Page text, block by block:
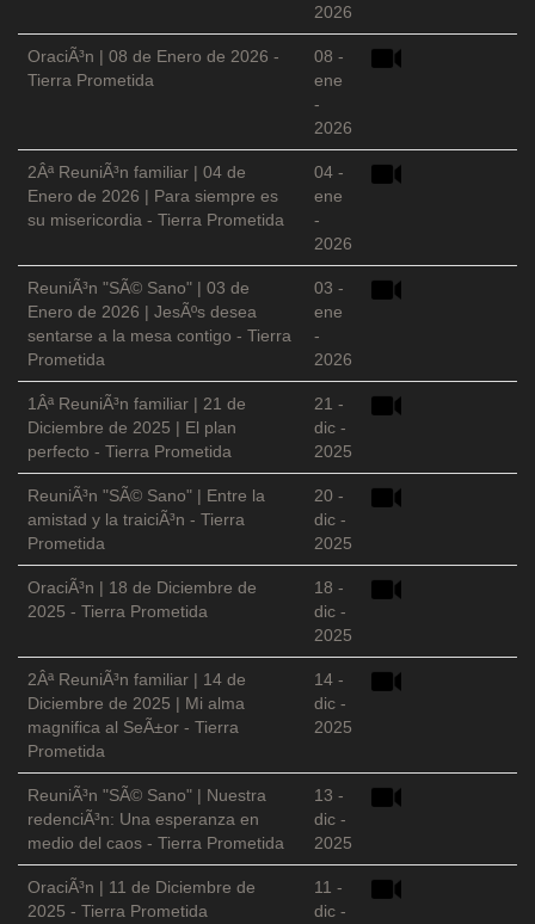
2026
OraciÃ³n | 08 de Enero de 2026 -
Tierra Prometida
08 -
ene
-
2026
2Âª ReuniÃ³n familiar | 04 de
Enero de 2026 | Para siempre es
su misericordia - Tierra Prometida
04 -
ene
-
2026
ReuniÃ³n "SÃ© Sano" | 03 de
Enero de 2026 | JesÃºs desea
sentarse a la mesa contigo - Tierra
Prometida
03 -
ene
-
2026
1Âª ReuniÃ³n familiar | 21 de
Diciembre de 2025 | El plan
perfecto - Tierra Prometida
21 -
dic -
2025
ReuniÃ³n "SÃ© Sano" | Entre la
amistad y la traiciÃ³n - Tierra
Prometida
20 -
dic -
2025
OraciÃ³n | 18 de Diciembre de
2025 - Tierra Prometida
18 -
dic -
2025
2Âª ReuniÃ³n familiar | 14 de
Diciembre de 2025 | Mi alma
magnifica al SeÃ±or - Tierra
Prometida
14 -
dic -
2025
ReuniÃ³n "SÃ© Sano" | Nuestra
redenciÃ³n: Una esperanza en
medio del caos - Tierra Prometida
13 -
dic -
2025
OraciÃ³n | 11 de Diciembre de
2025 - Tierra Prometida
11 -
dic -